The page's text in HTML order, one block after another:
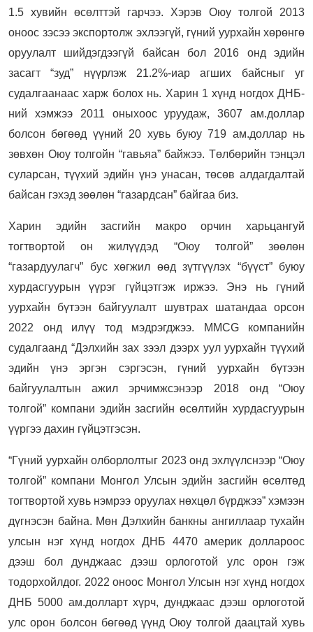
1.5 хувийн өсөлттэй гарчээ. Хэрэв Оюу толгой 2013
оноос зэсээ экспортолж эхлээгүй, гүний уурхайн хөрөнгө
оруулалт шийдэгдээгүй байсан бол 2016 онд эдийн
засагт “зуд” нүүрлэж 21.2%-иар агших байсныг уг
судалгаанаас харж болох нь. Харин 1 хүнд ногдох ДНБ-
ний хэмжээ 2011 оныхоос уруудаж, 3607 ам.доллар
болсон бөгөөд үүний 20 хувь буюу 719 ам.доллар нь
зөвхөн Оюу толгойн “гавьяа” байжээ. Төлбөрийн тэнцэл
суларсан, түүхий эдийн үнэ унасан, төсөв алдагдалтай
байсан гэхэд зөөлөн “газардсан” байгаа биз.
Харин эдийн засгийн макро орчин харьцангуй
тогтвортой он жилүүдэд “Оюу толгой” зөөлөн
“газардуулагч” бус хөгжил өөд зүтгүүлэх “бүүст” буюу
хурдасгуурын үүрэг гүйцэтгэж иржээ. Энэ нь гүний
уурхайн бүтээн байгуулалт шувтрах шатандаа орсон
2022 онд илүү тод мэдрэгджээ. MMCG компанийн
судалгаанд “Дэлхийн зах зээл дээрх уул уурхайн түүхий
эдийн үнэ эргэн сэргэсэн, гүний уурхайн бүтээн
байгуулалтын ажил эрчимжсэнээр 2018 онд “Оюу
толгой” компани эдийн засгийн өсөлтийн хурдасгуурын
үүргээ дахин гүйцэтгэсэн.
“Гүний уурхайн олборлолтыг 2023 онд эхлүүлснээр “Оюу
толгой” компани Монгол Улсын эдийн засгийн өсөлтөд
тогтвортой хувь нэмрээ оруулах нөхцөл бүрджээ” хэмээн
дүгнэсэн байна. Мөн Дэлхийн банкны ангиллаар тухайн
улсын нэг хүнд ногдох ДНБ 4470 америк доллароос
дээш бол дунджаас дээш орлоготой улс орон гэж
тодорхойлдог. 2022 оноос Монгол Улсын нэг хүнд ногдох
ДНБ 5000 ам.долларт хүрч, дунджаас дээш орлоготой
улс орон болсон бөгөөд үүнд Оюу толгой даацтай хувь